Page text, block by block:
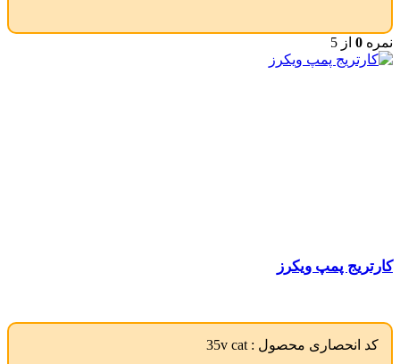
نمره 0 از 5
کارتریج پمپ ویکرز
کد انحصاری محصول : 35v cat